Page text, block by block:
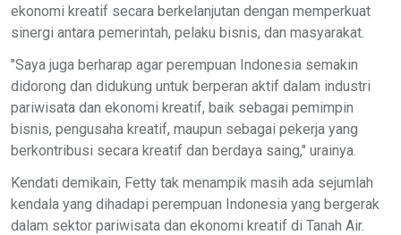
ekonomi kreatif secara berkelanjutan dengan memperkuat
sinergi antara pemerintah, pelaku bisnis, dan masyarakat.
"Saya juga berharap agar perempuan Indonesia semakin
didorong dan didukung untuk berperan aktif dalam industri
pariwisata dan ekonomi kreatif, baik sebagai pemimpin
bisnis, pengusaha kreatif, maupun sebagai pekerja yang
berkontribusi secara kreatif dan berdaya saing," urainya.
Kendati demikain, Fetty tak menampik masih ada sejumlah
kendala yang dihadapi perempuan Indonesia yang bergerak
dalam sektor pariwisata dan ekonomi kreatif di Tanah Air.